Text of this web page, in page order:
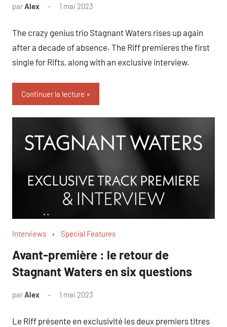
parAlex 1 mai 2023
The crazy genius trio Stagnant Waters rises up again
after a decade of absence. The Riff premieres the first
single for Rifts, along with an exclusive interview.
Continuer la lecture
Interviews Special Features
Avant-première : le retour de
Stagnant Waters en six questions
parAlex 1 mai 2023
Le Riff présente en exclusivité les deux premiers titres